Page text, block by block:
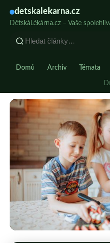
detskalekarna.cz
DětskáLékárna.cz – Vaše
Domů Archiv Témata